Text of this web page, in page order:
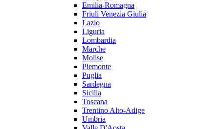
Emilia-Romagna
Friuli Venezia Giulia
Lazio
Liguria
Lombardia
Marche
Molise
Piemonte
Puglia
Sardegna
Sicilia
Toscana
Trentino Alto-Adige
Umbria